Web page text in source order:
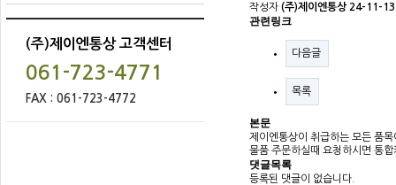
(주)제이엔통상 고객센터
061-723-4771
FAX : 061-723-4772
작성자(주)제이엔통상 24-11-
관련링크
다음글
목록
본문
제이엔통상이 취급하는 모든 품
물품 주문하실때 요청하시면 통
댓글목록
등록된 댓글이 없습니다.